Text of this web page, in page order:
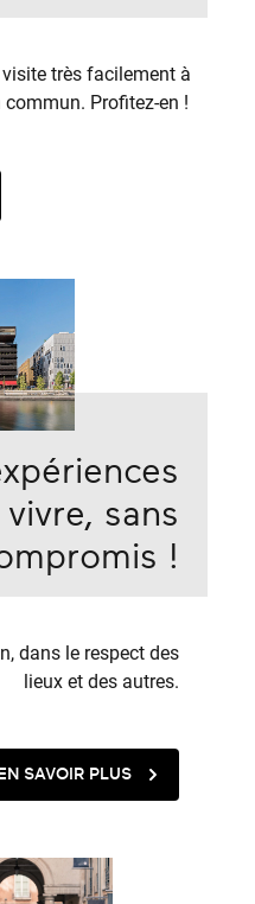
très facilement à
Profitez-en !
sans
!
dans le respect des
lieux et des autres.
EN SAVOIR PLUS